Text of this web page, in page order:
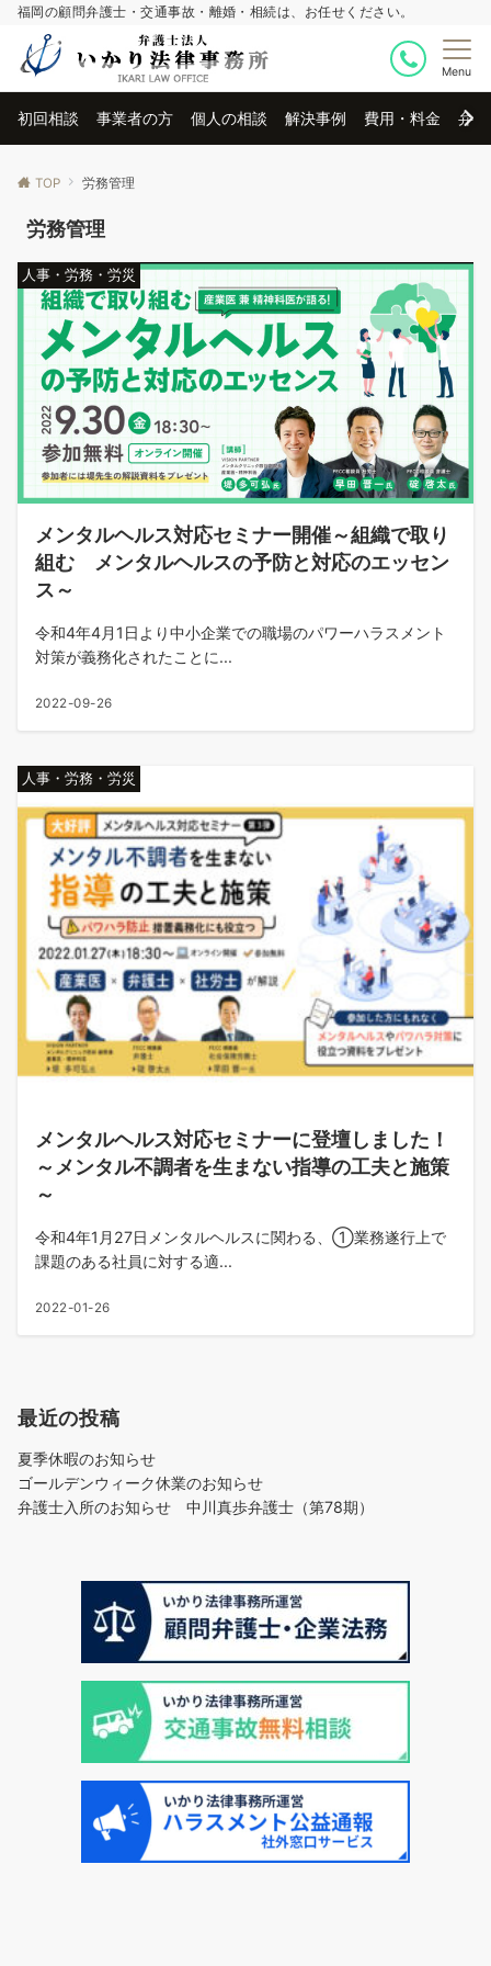
福岡の顧問弁護士・交通事故・離婚・相続は、お任せください。
Menu
初回相談 事業者の方 個人の相談 解決事例 費用・料金 弁
TOP 労務管理
労務管理
人事・労務・労災
メンタルヘルス対応セミナー開催～組織で取り
組む メンタルヘルスの予防と対応のエッセン
ス～
令和4年4月1日より中小企業での職場のパワーハラスメント
対策が義務化されたことに...
2022-09-26
人事・労務・労災
メンタルヘルス対応セミナーに登壇しました！
～メンタル不調者を生まない指導の工夫と施策
～
令和4年1月27日メンタルヘルスに関わる、①業務遂行上で
課題のある社員に対する適...
2022-01-26
最近の投稿
夏季休暇のお知らせ
ゴールデンウィーク休業のお知らせ
弁護士入所のお知らせ 中川真歩弁護士（第78期）